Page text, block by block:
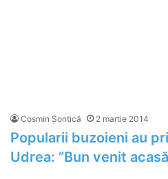
Cosmin Șontică 2 martie 2014
Popularii buzoieni au
Udrea: ”Bun venit